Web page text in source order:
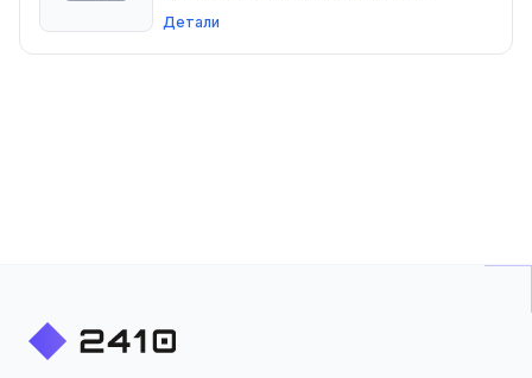
дизајнирана да ја зголеми
ефикасноста и оптимизира
планирањето на содржините за ТВ
Детали